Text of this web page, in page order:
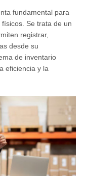
fundamental para
Se trata de un
registrar,
desde su
de inventario
eficiencia y la